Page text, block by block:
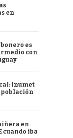
en
es
con
Inumet
población
en
cuando iba